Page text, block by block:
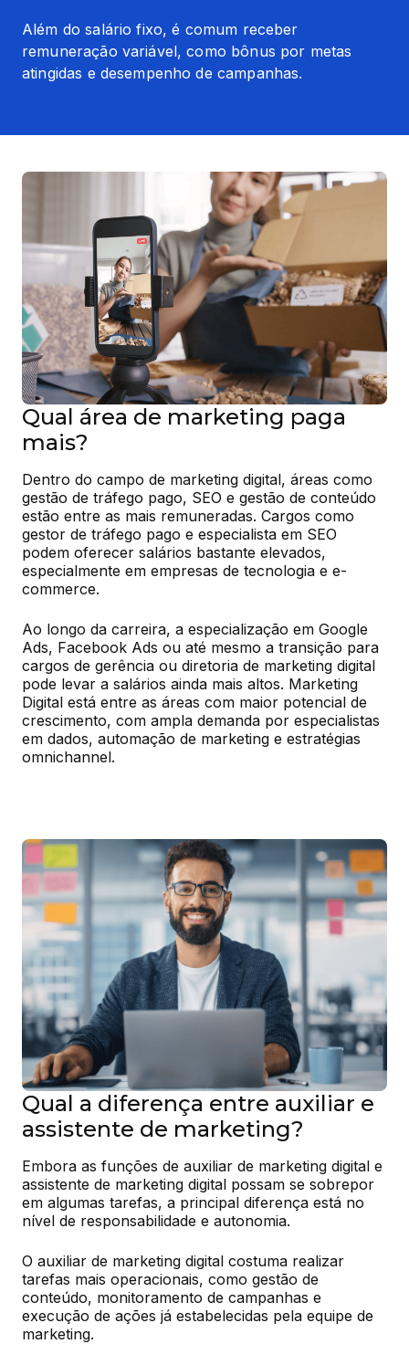
Além do salário fixo, é comum receber
remuneração variável, como bônus por metas
atingidas e desempenho de campanhas.
Qual área de marketing paga
mais?
Dentro do campo de marketing digital, áreas como
gestão de tráfego pago, SEO e gestão de conteúdo
estão entre as mais remuneradas. Cargos como
gestor de tráfego pago e especialista em SEO
podem oferecer salários bastante elevados,
especialmente em empresas de tecnologia e e-
commerce.
Ao longo da carreira, a especialização em Google
Ads, Facebook Ads ou até mesmo a transição para
cargos de gerência ou diretoria de marketing digital
pode levar a salários ainda mais altos. Marketing
Digital está entre as áreas com maior potencial de
crescimento, com ampla demanda por especialistas
em dados, automação de marketing e estratégias
omnichannel.
Qual a diferença entre auxiliar e
assistente de marketing?
Embora as funções de auxiliar de marketing digital e
assistente de marketing digital possam se sobrepor
em algumas tarefas, a principal diferença está no
nível de responsabilidade e autonomia.
O auxiliar de marketing digital costuma realizar
tarefas mais operacionais, como gestão de
conteúdo, monitoramento de campanhas e
execução de ações já estabelecidas pela equipe de
marketing.